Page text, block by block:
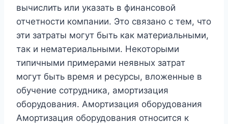
вычислить или указать в финансовой
отчетности компании. Это связано с тем, что
эти затраты могут быть как материальными,
так и нематериальными. Некоторыми
типичными примерами неявных затрат
могут быть время и ресурсы, вложенные в
обучение сотрудника, амортизация
оборудования. Амортизация оборудования
Амортизация оборудования относится к